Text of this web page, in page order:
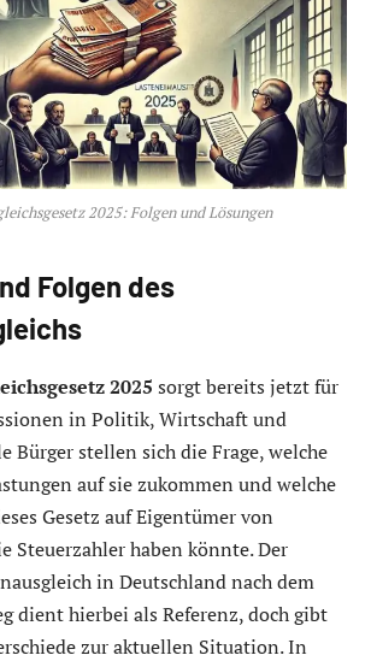
2025: Folgen und Lösungen
Folgen des
2025 sorgt bereits jetzt für
in Politik, Wirtschaft und
Bürger stellen sich die Frage, welche
auf sie zukommen und welche
Gesetz auf Eigentümer von
Steuerzahler haben könnte. Der
in Deutschland nach dem
dient hierbei als Referenz, doch gibt
zur aktuellen Situation. In